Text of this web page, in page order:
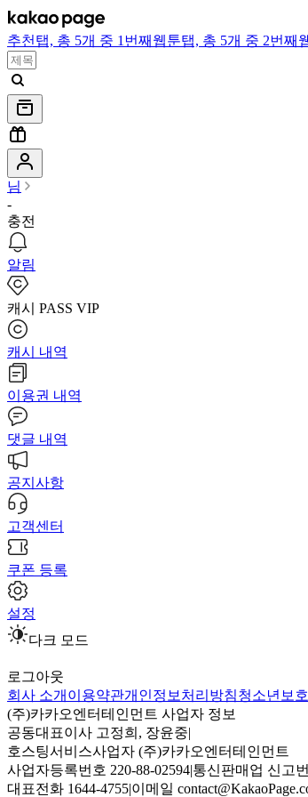
추천 탭, 총 5개 중 1번째 웹툰탭, 총 5개 중 2번째
님
-
충전
알림
캐시 PASS VIP
캐시 내역
이용권 내역
댓글 내역
공지사항
고객센터
쿠폰 등록
설정
다크 모드
로그아웃
회사 소개 이용약관개인정보처리방침청소년보
(주)카카오엔터테인먼트 사업자 정보
공동대표이사 고정희, 장윤중|
호스팅서비스사업자 (주)카카오엔터테인먼트
사업자등록번호 220-88-02594|통신판매업 신고
대표전화 1644-4755|이메일